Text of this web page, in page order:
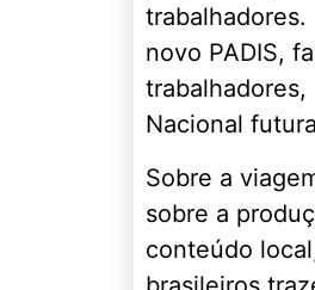
trabalhadores.
novo PADIS,
Nacional
Sobre a
sobre a
conteúdo